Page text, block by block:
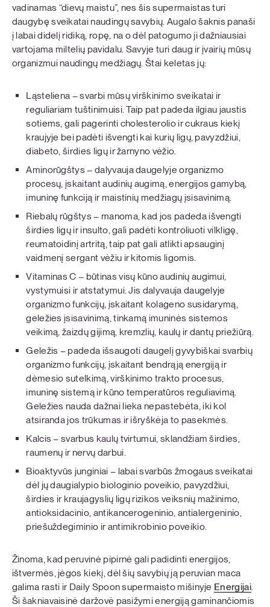
vadinamas “dievų maistu”, nes šis supermaistas turi
daugybę sveikatai naudingų savybių. Augalo šaknis panaši
į labai didelį ridiką, ropę, na o dėl patogumo ji dažniausiai
vartojama miltelių pavidalu. Savyje turi daug ir įvairių mūsų
organizmui naudingų medžiagų. Štai keletas jų:
Ląsteliena – svarbi mūsų virškinimo sveikatai ir
reguliariam tuštinimuisi. Taip pat padeda ilgiau jaustis
sotiems, gali pagerinti cholesterolio ir cukraus kiekį
kraujyje bei padėti išvengti kai kurių ligų, pavyzdžiui,
diabeto, širdies ligų ir žarnyno vėžio.
Aminorūgštys – dalyvauja daugelyje organizmo
procesų, įskaitant audinių augimą, energijos gamybą,
imuninę funkciją ir maistinių medžiagų įsisavinimą.
Riebalų rūgštys – manoma, kad jos padeda išvengti
širdies ligų ir insulto, gali padėti kontroliuoti vilkligę,
reumatoidinį artritą, taip pat gali atlikti apsauginį
vaidmenį sergant vėžiu ir kitomis ligomis.
Vitaminas C – būtinas visų kūno audinių augimui,
vystymuisi ir atstatymui. Jis dalyvauja daugelyje
organizmo funkcijų, įskaitant kolageno susidarymą,
geležies įsisavinimą, tinkamą imuninės sistemos
veikimą, žaizdų gijimą, kremzlių, kaulų ir dantų priežiūrą.
Geležis – padeda išsaugoti daugelį gyvybiškai svarbių
organizmo funkcijų, įskaitant bendrąją energiją ir
dėmesio sutelkimą, virškinimo trakto procesus,
imuninę sistemą ir kūno temperatūros reguliavimą.
Geležies nauda dažnai lieka nepastebėta, iki kol
atsiranda jos trūkumas ir išryškėja to pasekmės.
Kalcis – svarbus kaulų tvirtumui, sklandžiam širdies,
raumenų ir nervų darbui.
Bioaktyvūs junginiai – labai svarbūs žmogaus sveikatai
dėl jų daugialypio biologinio poveikio, pavyzdžiui,
širdies ir kraujagyslių ligų rizikos veiksnių mažinimo,
antioksidacinio, antikancerogeninio, antialergeninio,
priešuždegiminio ir antimikrobinio poveikio.
Žinoma, kad peruvinė pipirnė gali padidinti energijos,
ištvermės, jėgos kiekį, dėl šių savybių ją peruvian maca
galima rasti ir Daily Spoon supermaisto mišinyje Energijai.
Ši šakniavaisinė daržovė pasižymi energiją gaminančiomis